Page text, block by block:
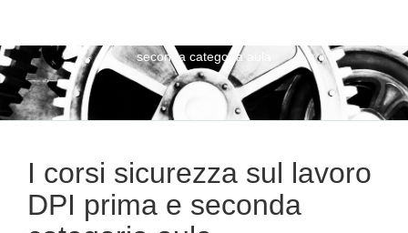
seconda categoria aula
I corsi sicurezza sul lavoro
DPI prima e seconda